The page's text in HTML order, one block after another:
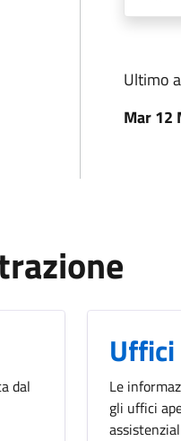
Ultimo
Mar 12
dal
Uffici
Le
gli uffici